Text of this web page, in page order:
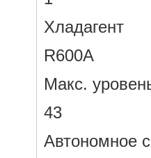
Хладагент
R600A
Макс.
43
Автономное